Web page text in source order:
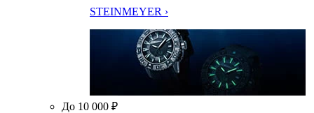
STEINMEYER ›
До 10 000 ₽